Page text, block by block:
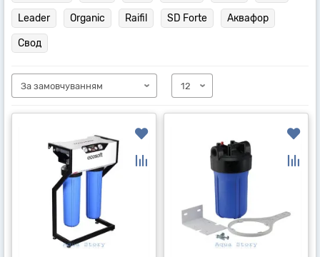
Leader Organic Raifil SD Forte Аквафор
Свод